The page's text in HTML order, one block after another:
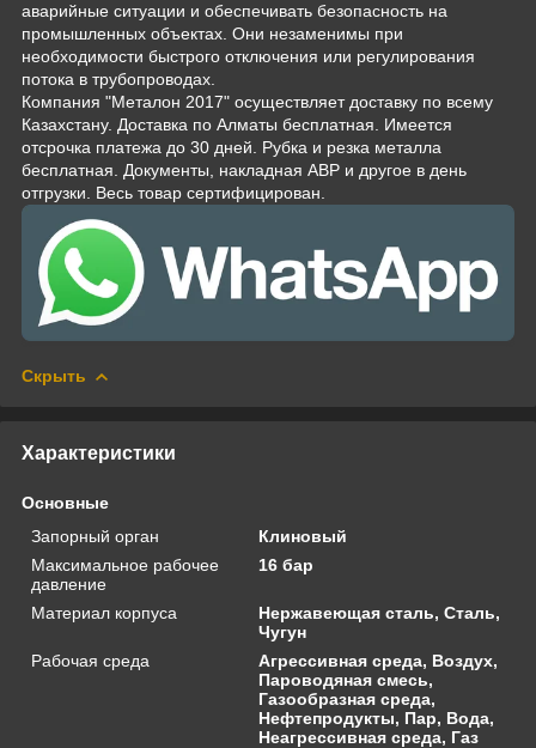
аварийные ситуации и обеспечивать безопасность на
промышленных объектах. Они незаменимы при
необходимости быстрого отключения или регулирования
потока в трубопроводах.
Компания "Металон 2017" осуществляет доставку по всему
Казахстану. Доставка по Алматы бесплатная. Имеется
отсрочка платежа до 30 дней. Рубка и резка металла
бесплатная. Документы, накладная АВР и другое в день
отгрузки. Весь товар сертифицирован.
Скрыть
Характеристики
Основные
Запорный орган
Клиновый
Максимальное рабочее
давление
16 бар
Материал корпуса
Нержавеющая сталь, Сталь,
Чугун
Рабочая среда
Агрессивная среда, Воздух,
Пароводяная смесь,
Газообразная среда,
Нефтепродукты, Пар, Вода,
Неагрессивная среда, Газ